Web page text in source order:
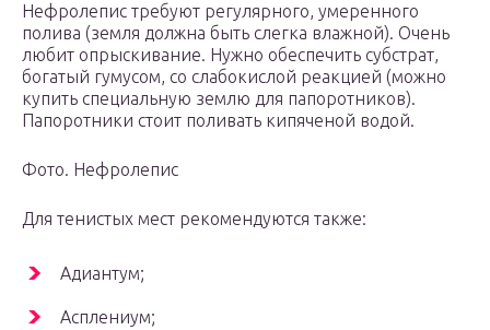
Нефролепис требуют регулярного, умеренного
полива (земля должна быть слегка влажной). Очень
любит опрыскивание. Нужно обеспечить субстрат,
богатый гумусом, со слабокислой реакцией (можно
купить специальную землю для папоротников).
Папоротники стоит поливать кипяченой водой.
Фото. Нефролепис
Для тенистых мест рекомендуются также:
Адиантум;
Асплениум;